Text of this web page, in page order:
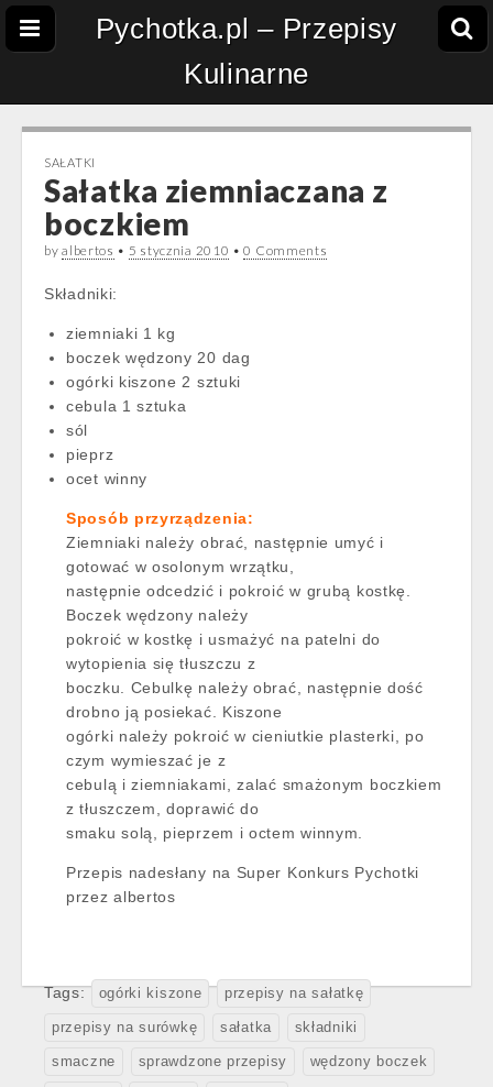
Pychotka.pl – Przepisy
Kulinarne
SAŁATKI
Sałatka ziemniaczana z
boczkiem
byalbertos • 5 stycznia 2010 •0 Comments
Składniki:
ziemniaki 1 kg
boczek wędzony 20 dag
ogórki kiszone 2 sztuki
cebula 1 sztuka
sól
pieprz
ocet winny
Sposób przyrządzenia:
Ziemniaki należy obrać, następnie umyć i
gotować w osolonym wrzątku,
następnie odcedzić i pokroić w grubą kostkę.
Boczek wędzony należy
pokroić w kostkę i usmażyć na patelni do
wytopienia się tłuszczu z
boczku. Cebulkę należy obrać, następnie dość
drobno ją posiekać. Kiszone
ogórki należy pokroić w cieniutkie plasterki, po
czym wymieszać je z
cebulą i ziemniakami, zalać smażonym boczkiem
z tłuszczem, doprawić do
smaku solą, pieprzem i octem winnym.
Przepis nadesłany na Super Konkurs Pychotki
przez albertos
Tags: ogórki kiszone przepisy na sałatkę
przepisy na surówkę sałatka składniki
smaczne sprawdzone przepisy wędzony boczek